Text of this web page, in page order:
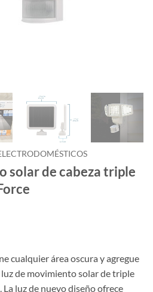
solar de cabeza triple
cualquier área oscura y agregue
de movimiento solar de triple
La luz de nuevo diseño ofrece